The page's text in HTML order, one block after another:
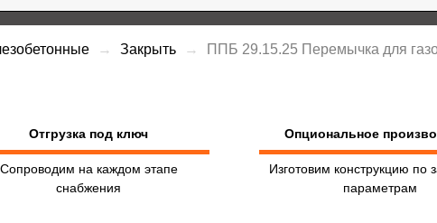
Закрыть ППБ 29.15.25 Перемычка для
Изготовим конструкцию по
параметрам
Опциональное
Отгрузка под ключ
Сопроводим на каждом этапе
снабжения